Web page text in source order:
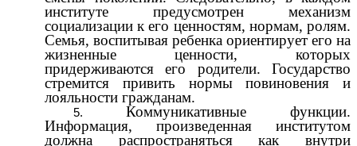
институте предусмотрен механизм
социализации к его ценностям, нормам, ролям.
Семья, воспитывая ребенка ориентирует его на
жизненные ценности, которых
придерживаются его родители. Государство
стремится привить нормы повиновения и
лояльности гражданам.
Коммуникативные функции.
Информация, произведенная институтом
должна распространяться как внутри